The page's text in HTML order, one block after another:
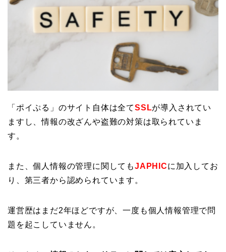
「ポイぷる」のサイト自体は全てSSLが導入されてい
ますし、情報の改ざんや盗難の対策は取られていま
す。
また、個人情報の管理に関してもJAPHICに加入してお
り、第三者から認められています。
運営歴はまだ2年ほどですが、一度も個人情報管理で問
題を起こしていません。